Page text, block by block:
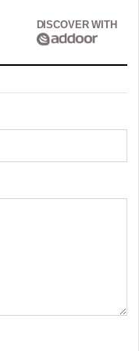
DISCOVER WITH